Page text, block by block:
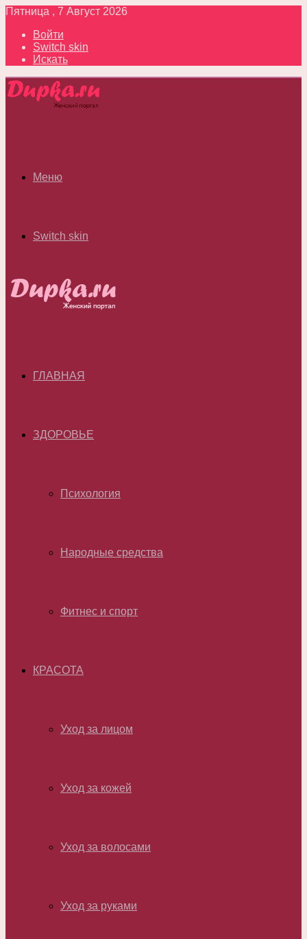
Пятница , 7 Август 2026
Войти
Switch skin
Искать
Меню
Switch skin
ГЛАВНАЯ
ЗДОРОВЬЕ
Психология
Народные средства
Фитнес и спорт
КРАСОТА
Уход за лицом
Уход за кожей
Уход за волосами
Уход за руками